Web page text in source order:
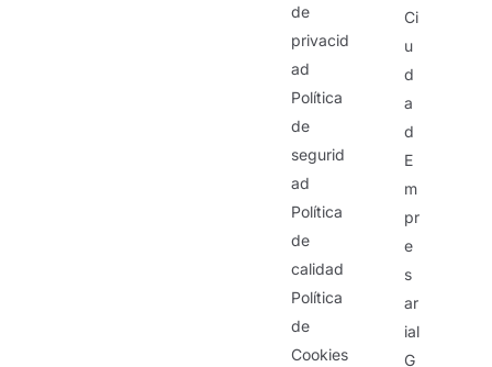
de
privacid
ad
Política
de
segurid
ad
Política
de
calidad
Política
de
Cookies
Ci
u
d
a
d
E
m
pr
e
s
ar
ial
G